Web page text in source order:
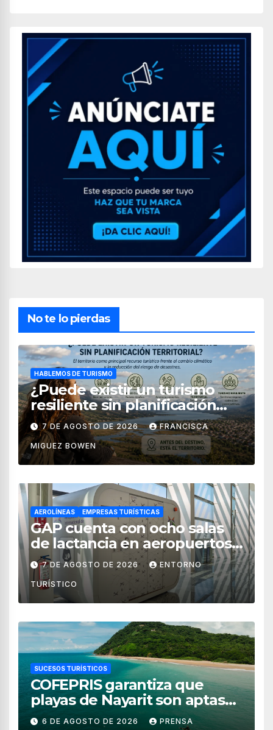
No te lo pierdas
HABLEMOS DE TURISMO
¿Puede existir un turismo
resiliente sin planificación
territorial?
7 DE AGOSTO DE 2026 FRANCISCA
MIGUEZ BOWEN
AEROLÍNEAS EMPRESAS TURÍSTICAS
GAP cuenta con ocho salas
de lactancia en aeropuertos
de México
7 DE AGOSTO DE 2026 ENTORNO
TURÍSTICO
SUCESOS TURÍSTICOS
COFEPRIS garantiza que
playas de Nayarit son aptas
para uso recreativo
6 DE AGOSTO DE 2026 PRENSA